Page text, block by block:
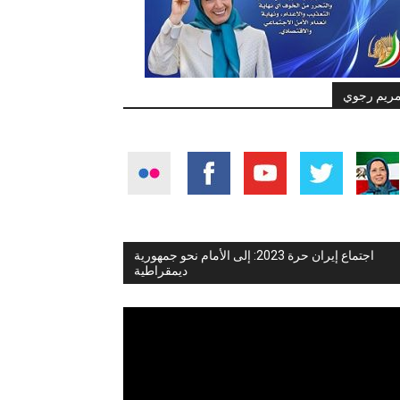
رجوي
اجتماع إيران حرة 2023: إلى الأمام نحو جمهورية
ديمقراطية